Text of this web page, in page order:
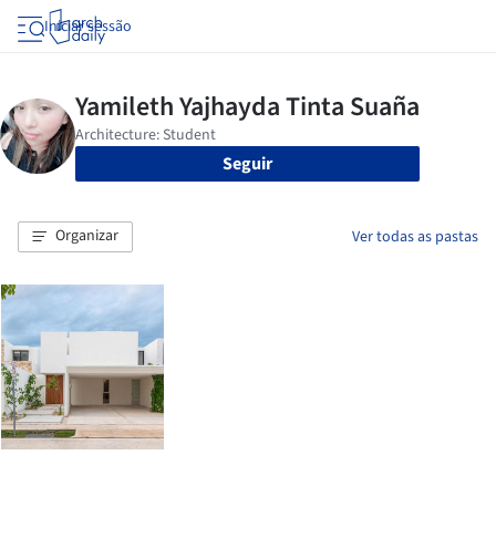
Iniciar sessão
Seguir
Organizar Ver todas as pastas